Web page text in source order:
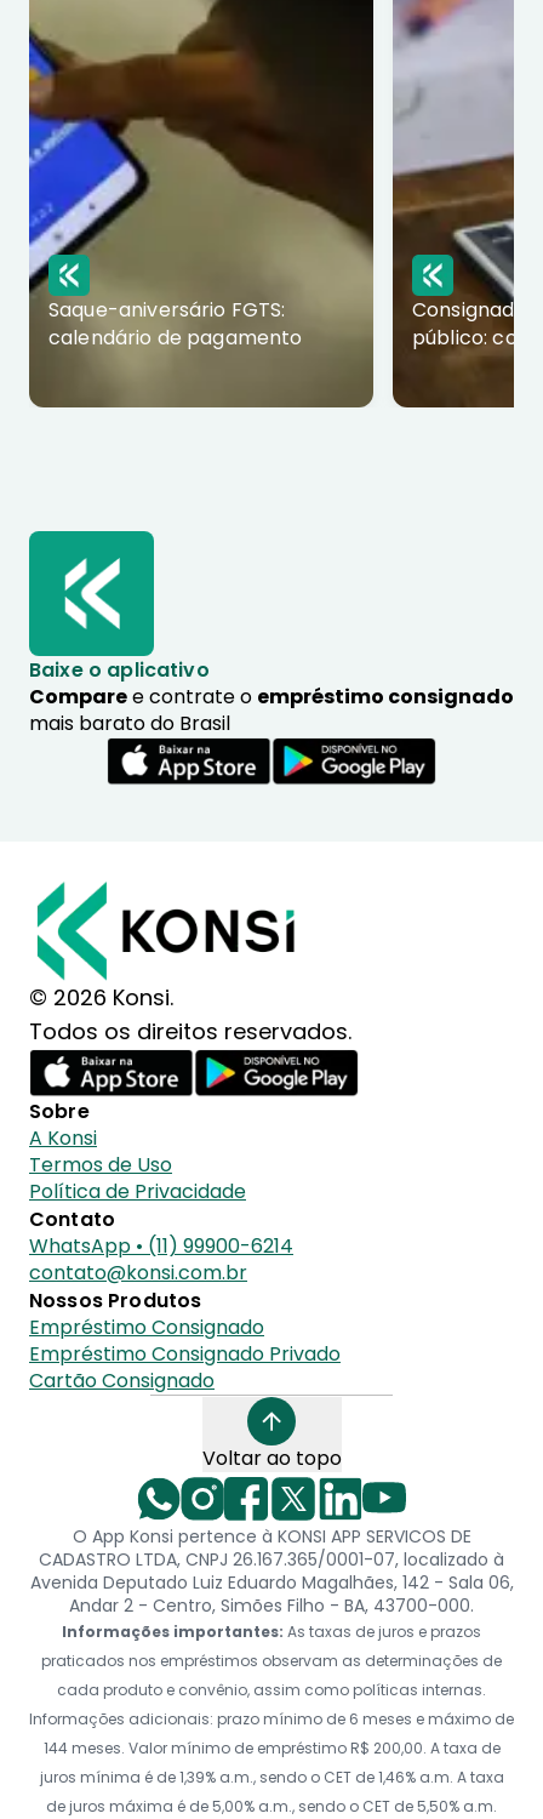
Saque-aniversário FGTS:
calendário de pagamento
Consignado
público:
Baixe o aplicativo
Comparee contrate o empréstimo consignado
mais barato do Brasil
© 2026 Konsi.
Todos os direitos reservados.
Sobre
A Konsi
Termos de Uso
Política de Privacidade
Contato
WhatsApp • (11) 99900-6214
contato@konsi.com.br
Nossos Produtos
Empréstimo Consignado
Empréstimo Consignado Privado
Cartão Consignado
Voltar ao topo
O App Konsi pertence à KONSI APP SERVICOS DE
CADASTRO LTDA, CNPJ 26.167.365/0001-07, localizado à
Avenida Deputado Luiz Eduardo Magalhães, 142 - Sala 06,
Andar 2 - Centro, Simões Filho - BA, 43700-000.
Informações importantes: As taxas de juros e prazos
praticados nos empréstimos observam as determinações de
cada produto e convênio, assim como políticas internas.
Informações adicionais: prazo mínimo de 6 meses e máximo de
144 meses. Valor mínimo de empréstimo R$ 200,00. A taxa de
juros mínima é de 1,39% a.m., sendo o CET de 1,46% a.m. A taxa
de juros máxima é de 5,00% a.m., sendo o CET de 5,50% a.m.